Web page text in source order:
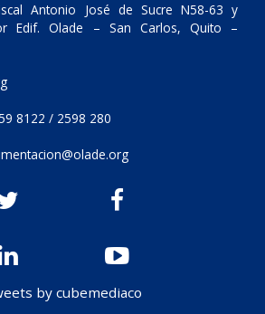
Antonio José de Sucre N58-63 y
Edif. Olade – San Carlos, Quito –
8122 / 2598 280
by cubemediaco